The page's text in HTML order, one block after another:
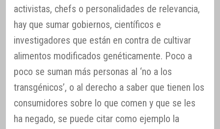
activistas, chefs o personalidades de relevancia,
hay que sumar gobiernos, científicos e
investigadores que están en contra de cultivar
alimentos modificados genéticamente. Poco a
poco se suman más personas al ‘no a los
transgénicos’, o al derecho a saber que tienen los
consumidores sobre lo que comen y que se les
ha negado, se puede citar como ejemplo la